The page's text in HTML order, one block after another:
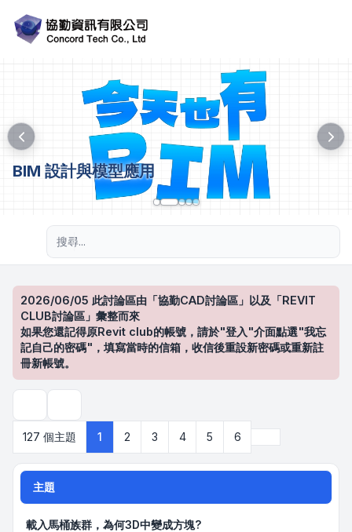
BIM 設計與模型應用
2026/06/05 此討論區由「協勤CAD討論區」以及「REVIT
CLUB討論區」彙整而來
如果您還記得原Revit club的帳號，請於"登入"介面點選"我忘
記自己的密碼"，填寫當時的信箱，收信後重設新密碼或重新註
冊新帳號。
127 個主題
1 2 3 4 5 6
主題
載入馬桶族群，為何3D中變成方塊?